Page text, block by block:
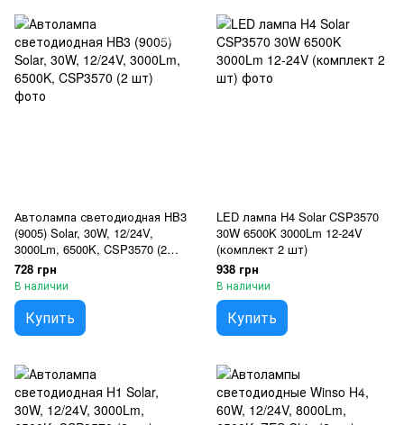
Автолампа светодиодная HB3
(9005) Solar, 30W, 12/24V,
3000Lm, 6500K, CSP3570 (2
шт)
728 грн
В наличии
Купить
LED лампа H4 Solar CSP3570
30W 6500K 3000Lm 12-24V
(комплект 2 шт)
938 грн
В наличии
Купить